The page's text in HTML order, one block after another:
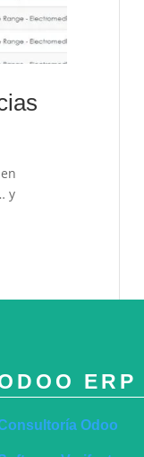
y
ERP
Odoo